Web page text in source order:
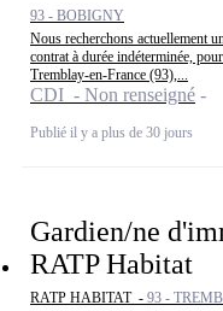
93 - BOBIGNY
Nous recherchons actuellement
contrat à durée indéterminée,
Tremblay-en-France (93),...
CDI - Non renseigné
Publié il y a plus de 30 jours
Gardien/ne
RATP Habitat
RATP HABITAT - 93 -